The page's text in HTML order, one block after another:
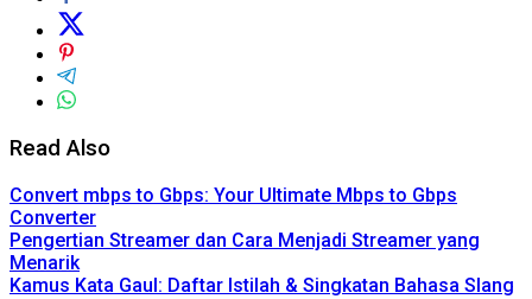
Read Also
Convert mbps to Gbps: Your Ultimate Mbps to Gbps
Converter
Pengertian Streamer dan Cara Menjadi Streamer yang
Menarik
Kamus Kata Gaul: Daftar Istilah & Singkatan Bahasa Slang